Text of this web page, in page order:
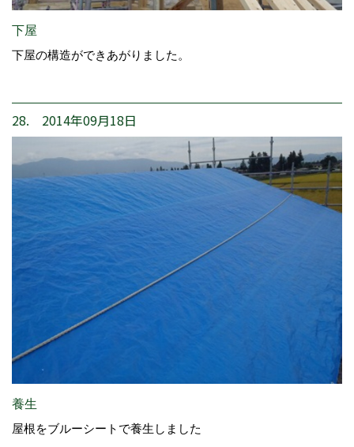
下屋
下屋の構造ができあがりました。
28. 2014年09月18日
養生
屋根をブルーシートで養生しました